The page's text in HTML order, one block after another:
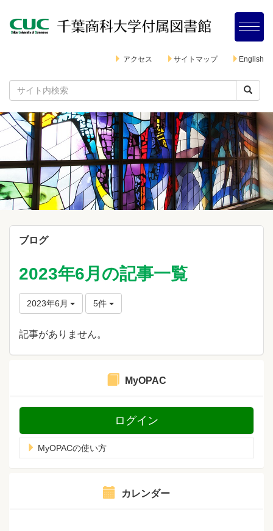
アクセス サイトマップ English
ブログ
2023年6月の記事一覧
2023年6月 5件
記事がありません。
MyOPAC
ログイン
MyOPACの使い方
カレンダー